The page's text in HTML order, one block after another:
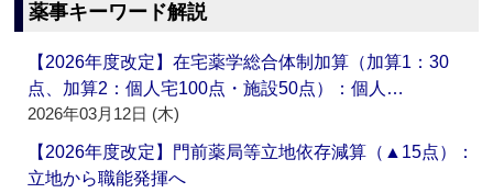
薬事キーワード解説
【2026年度改定】在宅薬学総合体制加算（加算1：30
点、加算2：個人宅100点・施設50点）：個人…
2026年03月12日 (木)
【2026年度改定】門前薬局等立地依存減算（▲15点）：
立地から職能発揮へ